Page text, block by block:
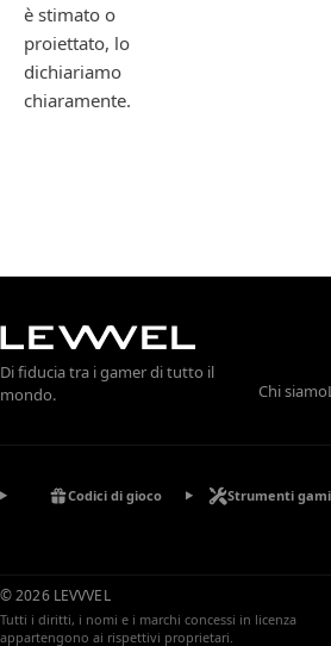
è stimato o
proiettato, lo
dichiariamo
chiaramente.
Di fiducia tra i gamer di tutto il
mondo.
Chi siamo
Codici di gioco Strumenti
© 2026 LEVVVEL
Tutti i diritti, i nomi e i marchi concessi in licenza
appartengono ai rispettivi proprietari.